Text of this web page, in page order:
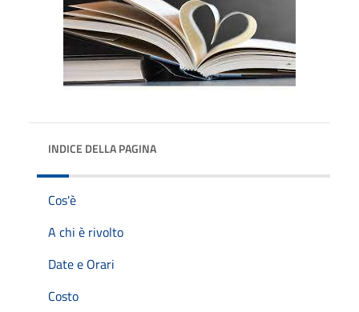
INDICE DELLA PAGINA
Cos'è
A chi è rivolto
Date e Orari
Costo